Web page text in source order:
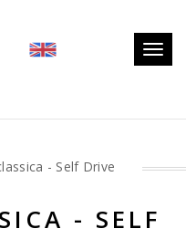
- Self Drive
- SELF